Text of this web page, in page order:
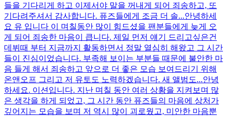
들을 기다리게 하고 이제서야 말을 꺼내게 되어 죄송하고, 또
기다려주셔서 감사합니다. 퓨즈들에게 조금 더 솔...안녕하세
요 유 입니다 이 며칠동안 많이 힘드셨을 팬분들에게 늦게 오
게 되어 죄송한 마음이 큽니다. 제일 먼저 얘기 드리고싶은건
데뷔때 부터 지금까지 활동하면서 정말 열심히 해왔고 그 시간
들이 진심이었습니다. 부족해 보이는 부분들 때문에 불안한 마
음 들게 해서 죄송하고 앞으로 더 좋은 모습 보여드리기 위해
온앤오프 그리고 저 유토도 노력하겠습니다. 새 앨범도...안녕
하세요. 이션입니다. 지난 며칠 동안 여러 상황을 지켜보며 많
은 생각을 하게 되었고, 그 시간 동안 퓨즈들의 마음에 상처가
깊어지는 모습을 보며 저 역시 많이 괴로웠고, 미안한 마음뿐